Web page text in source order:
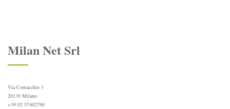
Milan Net Srl
Via Comacchio 3
20139 Milano
+39 02 57402790